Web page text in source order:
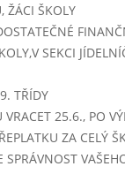
- 14:00)
hovězí s kapáním
hovězí maso
ovoce
koncentrát,
ŽÁCI ŠKOLY
SEKCI
TŘÍDY
VRACET 25.6., PO
ZA CELÝ
SPRÁVNOST